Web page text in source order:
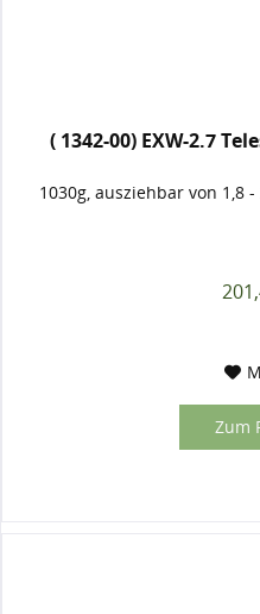
( 1342-00) EXW-2.7
1030g, ausziehbar von 1,8
Zum